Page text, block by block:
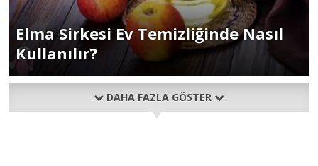
Elma Sirkesi Ev Temizliğinde Nasıl
Kullanılır?
DAHA FAZLA GÖSTER